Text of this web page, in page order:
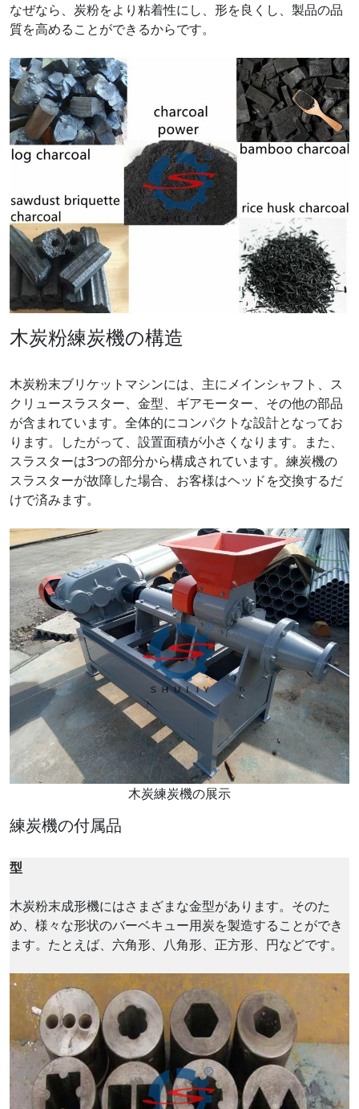
なぜなら、炭粉をより粘着性にし、形を良くし、製品の品
質を高めることができるからです。
木炭粉練炭機の構造
木炭粉末ブリケットマシンには、主にメインシャフト、ス
クリュースラスター、金型、ギアモーター、その他の部品
が含まれています。全体的にコンパクトな設計となってお
ります。したがって、設置面積が小さくなります。また、
スラスターは3つの部分から構成されています。練炭機の
スラスターが故障した場合、お客様はヘッドを交換するだ
けで済みます。
木炭練炭機の展示
練炭機の付属品
型
木炭粉末成形機にはさまざまな金型があります。そのた
め、様々な形状のバーベキュー用炭を製造することができ
ます。たとえば、六角形、八角形、正方形、円などです。